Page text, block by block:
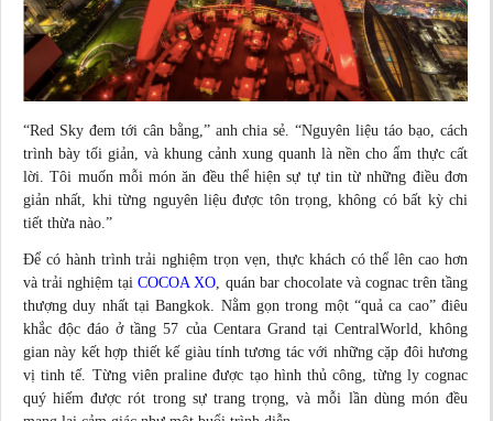
“Red Sky đem tới cân bằng,” anh chia sẻ. “Nguyên liệu táo bạo, cách
trình bày tối giản, và khung cảnh xung quanh là nền cho ẩm thực cất
lời. Tôi muốn mỗi món ăn đều thể hiện sự tự tin từ những điều đơn
giản nhất, khi từng nguyên liệu được tôn trọng, không có bất kỳ chi
tiết thừa nào.”
Để có hành trình trải nghiệm trọn vẹn, thực khách có thể lên cao hơn
và trải nghiệm tạiCOCOA XO , quán bar chocolate và cognac trên tầng
thượng duy nhất tại Bangkok. Nằm gọn trong một “quả ca cao” điêu
khắc độc đáo ở tầng 57 của Centara Grand tại CentralWorld, không
gian này kết hợp thiết kế giàu tính tương tác với những cặp đôi hương
vị tinh tế. Từng viên praline được tạo hình thủ công, từng ly cognac
quý hiếm được rót trong sự trang trọng, và mỗi lần dùng món đều